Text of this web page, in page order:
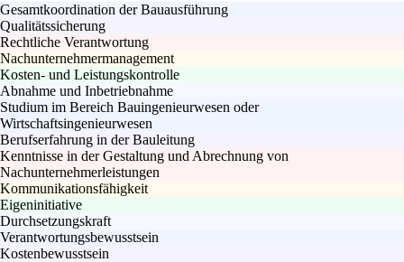
Gesamtkoordination der Bauausführung
Qualitätssicherung
Rechtliche Verantwortung
Nachunternehmermanagement
Kosten- und Leistungskontrolle
Abnahme und Inbetriebnahme
Studium im Bereich Bauingenieurwesen oder
Wirtschaftsingenieurwesen
Berufserfahrung in der Bauleitung
Kenntnisse in der Gestaltung und Abrechnung von
Nachunternehmerleistungen
Kommunikationsfähigkeit
Eigeninitiative
Durchsetzungskraft
Verantwortungsbewusstsein
Kostenbewusstsein